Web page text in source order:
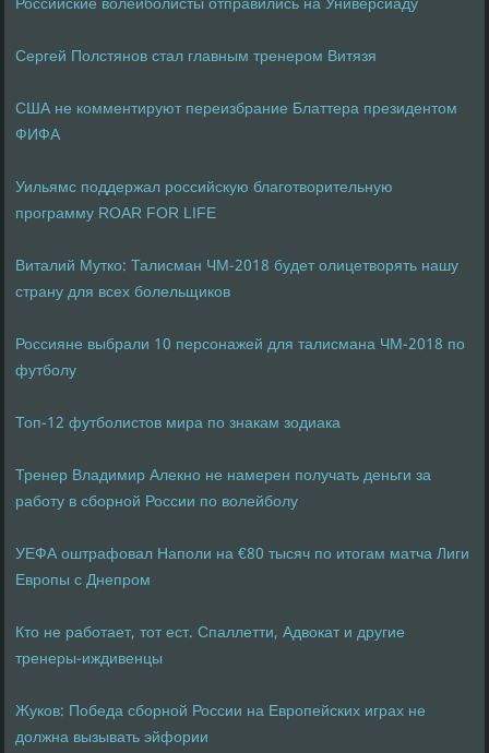
Сергей Полстянов стал главным тренером Витязя
США не комментируют переизбрание Блаттера президентом
ФИФА
Уильямс поддержал российскую благотворительную
программу ROAR FOR LIFE
Виталий Мутко: Талисман ЧМ-2018 будет олицетворять нашу
страну для всех болельщиков
Россияне выбрали 10 персонажей для талисмана ЧМ-2018 по
футболу
Топ-12 футболистов мира по знакам зодиака
Тренер Владимир Алекно не намерен получать деньги за
работу в сборной России по волейболу
УЕФА оштрафовал Наполи на €80 тысяч по итогам матча Лиги
Европы с Днепром
Кто не работает, тот ест. Спаллетти, Адвокат и другие
тренеры-иждивенцы
Жуков: Победа сборной России на Европейских играх не
должна вызывать эйфории